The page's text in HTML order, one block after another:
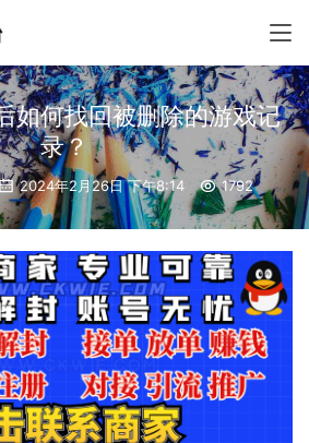
如何找回被删除的游戏记
录？
2024年2月26日 下午8:14 1792